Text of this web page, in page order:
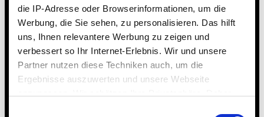
die IP-Adresse oder Browserinformationen, um die
Werbung, die Sie sehen, zu personalisieren. Das hilft
uns, Ihnen relevantere Werbung zu zeigen und
verbessert so Ihr Internet-Erlebnis. Wir und unsere
Partner nutzen diese Techniken auch, um die
Ergebnisse auszuwerten und unsere Webseite